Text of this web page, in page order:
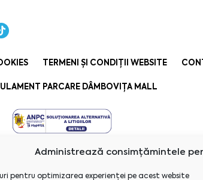
Administrează consimțămintele
pentru optimizarea experienței pe acest website
TERMENI ȘI CONDIȚII WEBSITE
PARCARE DÂMBOVIȚA MALL